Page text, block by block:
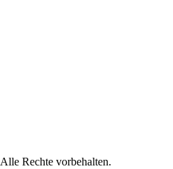
Alle Rechte vorbehalten.